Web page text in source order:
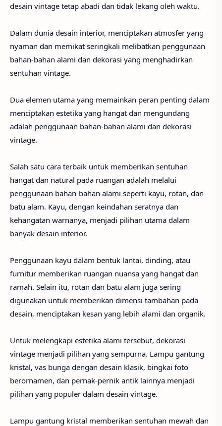
desain vintage tetap abadi dan tidak lekang oleh waktu.
Dalam dunia desain interior, menciptakan atmosfer yang
nyaman dan memikat seringkali melibatkan penggunaan
bahan-bahan alami dan dekorasi yang menghadirkan
sentuhan vintage.
Dua elemen utama yang memainkan peran penting dalam
menciptakan estetika yang hangat dan mengundang
adalah penggunaan bahan-bahan alami dan dekorasi
vintage.
Salah satu cara terbaik untuk memberikan sentuhan
hangat dan natural pada ruangan adalah melalui
penggunaan bahan-bahan alami seperti kayu, rotan, dan
batu alam. Kayu, dengan keindahan seratnya dan
kehangatan warnanya, menjadi pilihan utama dalam
banyak desain interior.
Penggunaan kayu dalam bentuk lantai, dinding, atau
furnitur memberikan ruangan nuansa yang hangat dan
ramah. Selain itu, rotan dan batu alam juga sering
digunakan untuk memberikan dimensi tambahan pada
desain, menciptakan kesan yang lebih alami dan organik.
Untuk melengkapi estetika alami tersebut, dekorasi
vintage menjadi pilihan yang sempurna. Lampu gantung
kristal, vas bunga dengan desain klasik, bingkai foto
berornamen, dan pernak-pernik antik lainnya menjadi
pilihan yang populer dalam desain vintage.
Lampu gantung kristal memberikan sentuhan mewah dan